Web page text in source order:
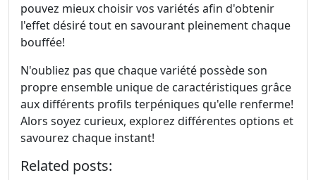
pouvez mieux choisir vos variétés afin d'obtenir
l'effet désiré tout en savourant pleinement chaque
bouffée!
N'oubliez pas que chaque variété possède son
propre ensemble unique de caractéristiques grâce
aux différents profils terpéniques qu'elle renferme!
Alors soyez curieux, explorez différentes options et
savourez chaque instant!
Related posts: